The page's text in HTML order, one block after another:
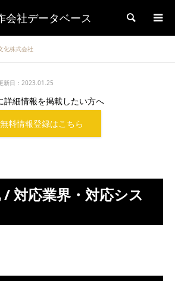
会社データベース 検索
化株式会社
新日：2023.01.25
詳細情報を掲載したい方へ
無料情報登録はこちら
対応業界・対応シス